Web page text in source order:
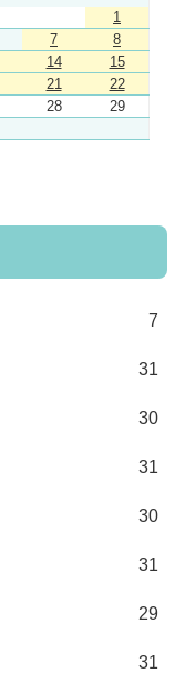
1
7
8
14
15
21
22
28
29
7
31
30
31
30
31
29
31